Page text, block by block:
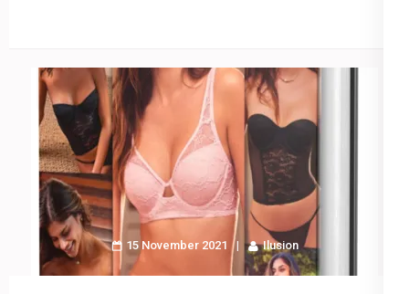
15 November 2021 Ilusion